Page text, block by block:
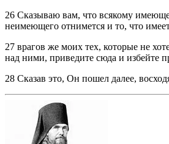
26 Сказываю вам, что всякому
неимеющего отнимется и то, что
27 врагов же моих тех, которые не
над ними, приведите сюда и избейте
28 Сказав это, Он пошел далее,